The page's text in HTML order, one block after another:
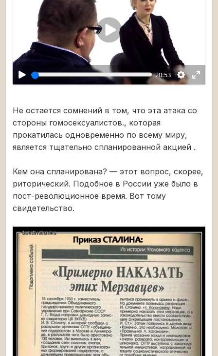
20:53
Воспроизвести
Не остается сомнений в том, что эта атака со
стороны гомосексуалистов., которая
прокатилась одновременно по всему миру,
является тщательно спланированной акцией .
Кем она спланирована? — этот вопрос, скорее,
риторический. Подобное в России уже было в
пост-революционное время. Вот тому
свидетельство.